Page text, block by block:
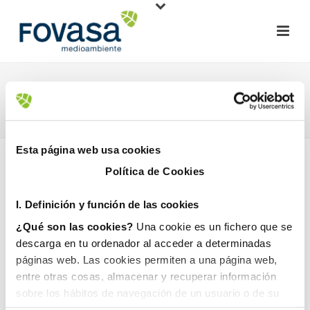
Esta página web usa cookies
Política de Cookies
I. Definición y función de las cookies
¿Qué son las cookies? Una cookie es un fichero que se
descarga en tu ordenador al acceder a determinadas
páginas web. Las cookies permiten a una página web,
entre otras cosas, almacenar y recuperar información
sobre los hábitos de navegación de un usuario o de su
FUNDACIÓN TRINIDAD ALFONSO
1 diciembre, 2017